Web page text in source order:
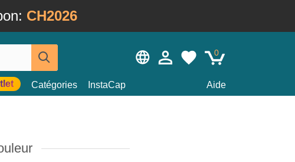
CH2026
0
Catégories InstaCap Aide